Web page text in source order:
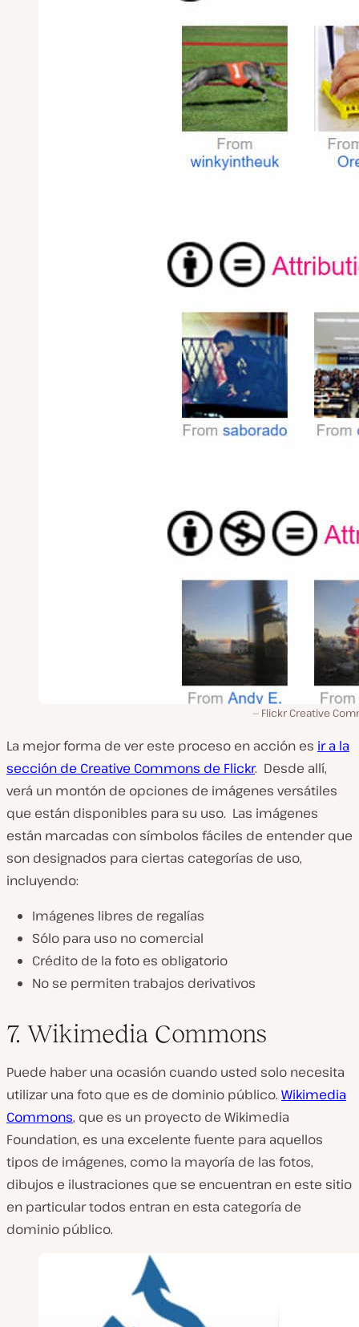
Flickr Creative
La mejor forma de ver este proceso en acción es ir a la
sección de Creative Commons de Flickr. Desde allí,
verá un montón de opciones de imágenes versátiles
que están disponibles para su uso. Las imágenes
están marcadas con símbolos fáciles de entender que
son designados para ciertas categorías de uso,
incluyendo:
Imágenes libres de regalías
Sólo para uso no comercial
Crédito de la foto es obligatorio
No se permiten trabajos derivativos
7. Wikimedia Commons
Puede haber una ocasión cuando usted solo necesita
utilizar una foto que es de dominio público. Wikimedia
Commons, que es un proyecto de Wikimedia
Foundation, es una excelente fuente para aquellos
tipos de imágenes, como la mayoría de las fotos,
dibujos e ilustraciones que se encuentran en este sitio
en particular todos entran en esta categoría de
dominio público.